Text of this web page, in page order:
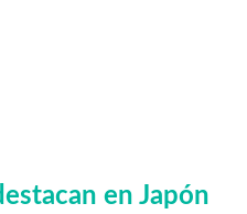
en Japón